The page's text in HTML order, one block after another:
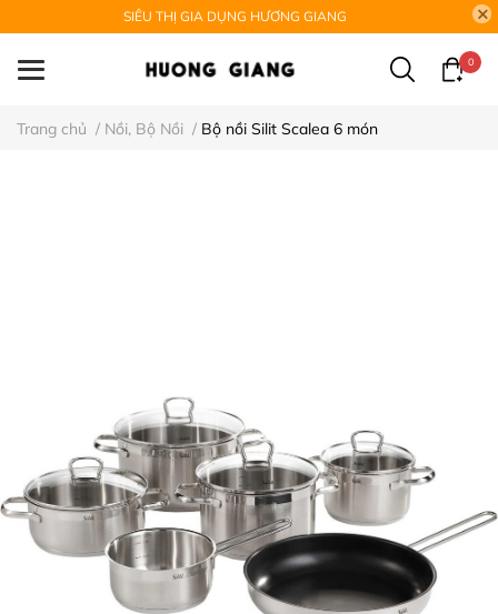
SIÊU THỊ GIA DỤNG HƯƠNG GIANG
0
Trang chủ / Nồi, Bộ Nồi / Bộ nồi Silit Scalea 6 món